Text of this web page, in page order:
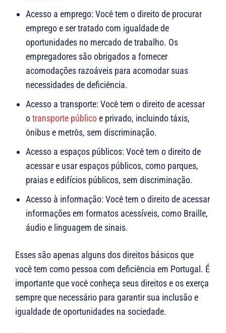
Acesso a emprego: Você tem o direito de procurar
emprego e ser tratado com igualdade de
oportunidades no mercado de trabalho. Os
empregadores são obrigados a fornecer
acomodações razoáveis ​​para acomodar suas
necessidades de deficiência.
Acesso a transporte: Você tem o direito de acessar
otransporte públicoe privado, incluindo táxis,
ônibus e metrôs, sem discriminação.
Acesso a espaços públicos: Você tem o direito de
acessar e usar espaços públicos, como parques,
praias e edifícios públicos, sem discriminação.
Acesso à informação: Você tem o direito de acessar
informações em formatos acessíveis, como Braille,
áudio e linguagem de sinais.
Esses são apenas alguns dos direitos básicos que
você tem como pessoa com deficiência em Portugal. É
importante que você conheça seus direitos e os exerça
sempre que necessário para garantir sua inclusão e
igualdade de oportunidades na sociedade.